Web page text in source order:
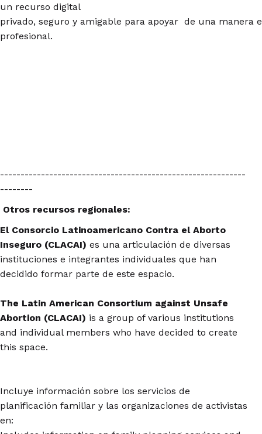
un recurso digital
privado, seguro y amigable para apoyar de una manera
profesional.
------------------------------------------------------------
--------
Otros recursos regionales:
El Consorcio Latinoamericano Contra el Aborto
Inseguro (CLACAI) es una articulación de diversas
instituciones e integrantes individuales que han
decidido formar parte de este espacio.
The Latin American Consortium against Unsafe
Abortion (CLACAI) is a group of various institutions
and individual members who have decided to create
this space.
Incluye información sobre los servicios de
planificación familiar y las organizaciones de activistas
en: